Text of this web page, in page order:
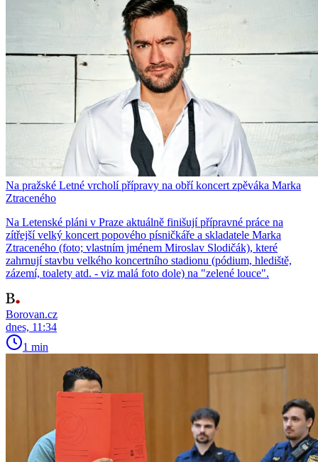
Na pražské Letné vrcholí přípravy na obří koncert zpěváka Marka
Ztraceného
Na Letenské pláni v Praze aktuálně finišují přípravné práce na
zítřejší velký koncert popového písničkáře a skladatele Marka
Ztraceného (foto; vlastním jménem Miroslav Slodičák), které
zahrnují stavbu velkého koncertního stadionu (pódium, hlediště,
zázemí, toalety atd. - viz malá foto dole) na "zelené louce".
Borovan.cz
dnes, 11:34
1 min